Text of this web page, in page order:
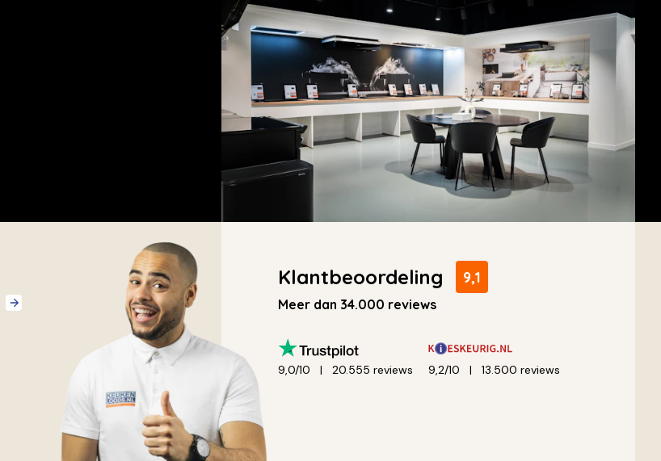
Klantbeoordeling 9,1
Meer dan 34.000 reviews
9,0/10 20.555 reviews 9,2/10 13.500 reviews